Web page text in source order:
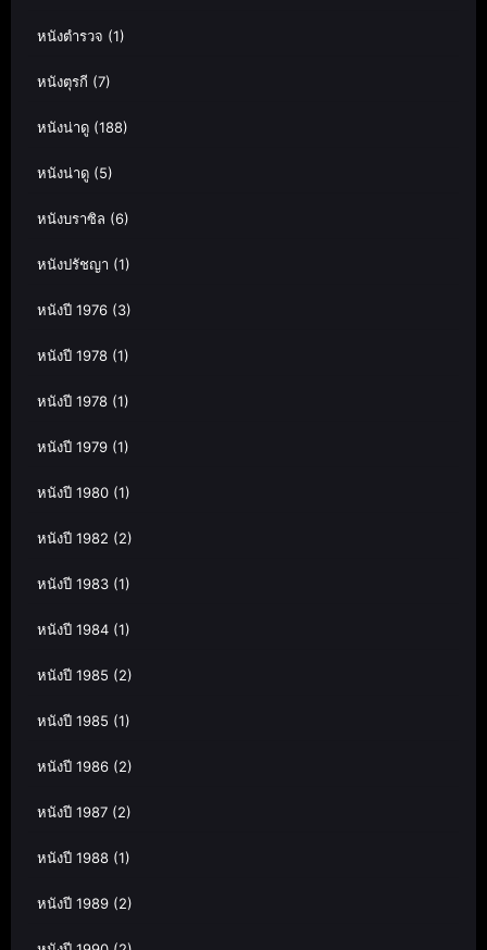
หนังตำรวจ (1)
หนังตุรกี (7)
หนังน่าดู (188)
หนังน่าดู (5)
หนังบราซิล (6)
หนังปรัชญา (1)
หนังปี 1976 (3)
หนังปี 1978 (1)
หนังปี 1978 (1)
หนังปี 1979 (1)
หนังปี 1980 (1)
หนังปี 1982 (2)
หนังปี 1983 (1)
หนังปี 1984 (1)
หนังปี 1985 (2)
หนังปี 1985 (1)
หนังปี 1986 (2)
หนังปี 1987 (2)
หนังปี 1988 (1)
หนังปี 1989 (2)